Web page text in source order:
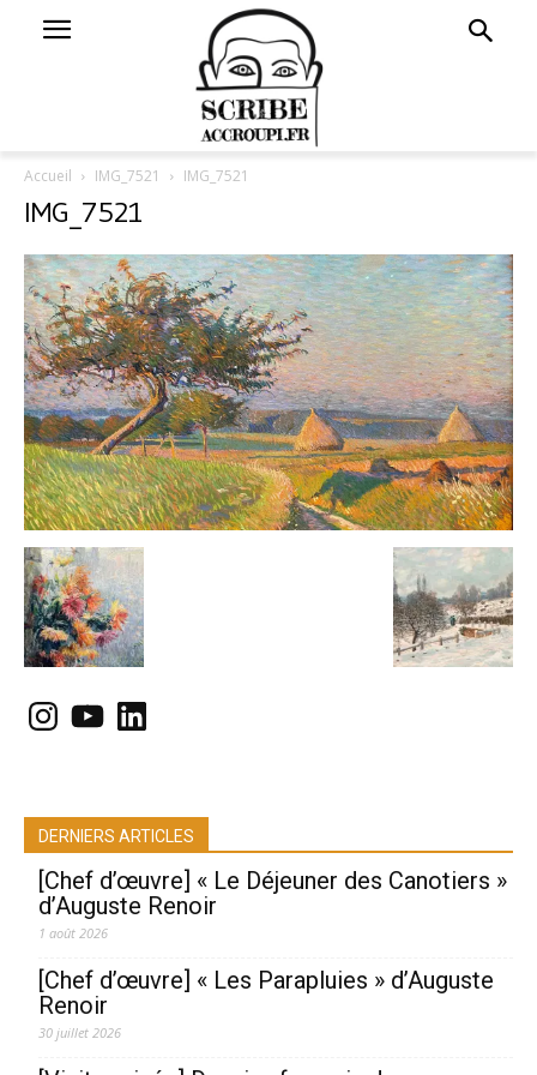
Accueil IMG_7521 IMG_7521
IMG_7521
Instagram
YouTubeLinkedIn
DERNIERS ARTICLES
[Chef d’œuvre] « Le Déjeuner des Canotiers »
d’Auguste Renoir
1 août 2026
[Chef d’œuvre] « Les Parapluies » d’Auguste
Renoir
30 juillet 2026